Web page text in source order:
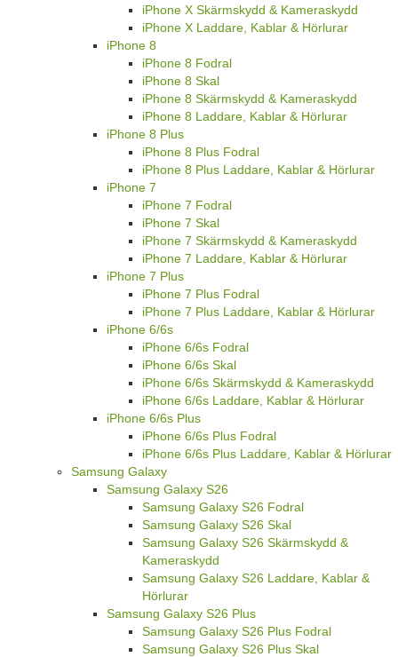
iPhone X Skärmskydd & Kameraskydd
iPhone X Laddare, Kablar & Hörlurar
iPhone 8
iPhone 8 Fodral
iPhone 8 Skal
iPhone 8 Skärmskydd & Kameraskydd
iPhone 8 Laddare, Kablar & Hörlurar
iPhone 8 Plus
iPhone 8 Plus Fodral
iPhone 8 Plus Laddare, Kablar & Hörlurar
iPhone 7
iPhone 7 Fodral
iPhone 7 Skal
iPhone 7 Skärmskydd & Kameraskydd
iPhone 7 Laddare, Kablar & Hörlurar
iPhone 7 Plus
iPhone 7 Plus Fodral
iPhone 7 Plus Laddare, Kablar & Hörlurar
iPhone 6/6s
iPhone 6/6s Fodral
iPhone 6/6s Skal
iPhone 6/6s Skärmskydd & Kameraskydd
iPhone 6/6s Laddare, Kablar & Hörlurar
iPhone 6/6s Plus
iPhone 6/6s Plus Fodral
iPhone 6/6s Plus Laddare, Kablar & Hörlurar
Samsung Galaxy
Samsung Galaxy S26
Samsung Galaxy S26 Fodral
Samsung Galaxy S26 Skal
Samsung Galaxy S26 Skärmskydd &
Kameraskydd
Samsung Galaxy S26 Laddare, Kablar &
Hörlurar
Samsung Galaxy S26 Plus
Samsung Galaxy S26 Plus Fodral
Samsung Galaxy S26 Plus Skal